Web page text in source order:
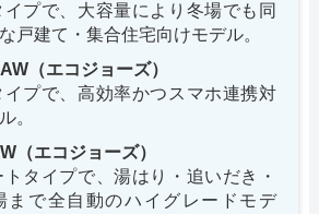
プで、大容量により冬場でも同
戸建て・集合住宅向けモデル。
（エコジョーズ）
イプで、高効率かつスマホ連携対
。
（エコジョーズ）
タイプで、湯はり・追いだき・
まで全自動のハイグレードモデ